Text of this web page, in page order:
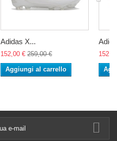
Adidas X...
152,00 € 259,00 €
Aggiungi al carrello